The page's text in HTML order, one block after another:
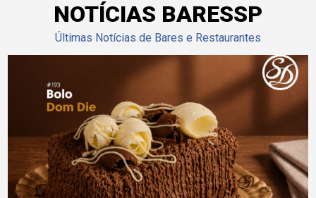
NOTÍCIAS BARESSP
Últimas Notícias de Bares e Restaurantes